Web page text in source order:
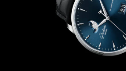
Découvrez la collection
La marque Glashütte Original
En savoir plus sur la manufacture